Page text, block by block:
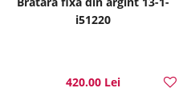
i51220
420.00 Lei